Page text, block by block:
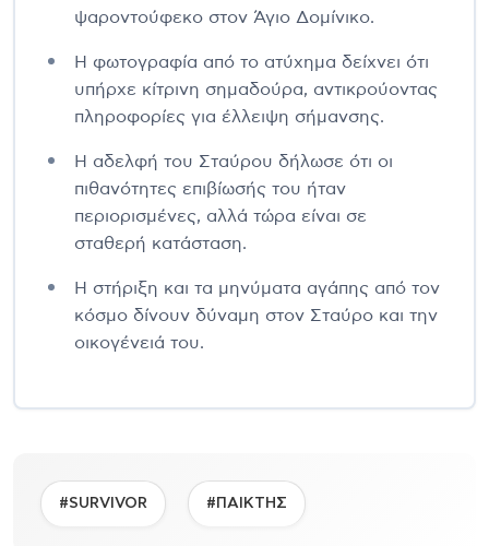
ψαροντούφεκο στον Άγιο Δομίνικο.
Η φωτογραφία από το ατύχημα δείχνει ότι
υπήρχε κίτρινη σημαδούρα, αντικρούοντας
πληροφορίες για έλλειψη σήμανσης.
Η αδελφή του Σταύρου δήλωσε ότι οι
πιθανότητες επιβίωσής του ήταν
περιορισμένες, αλλά τώρα είναι σε
σταθερή κατάσταση.
Η στήριξη και τα μηνύματα αγάπης από τον
κόσμο δίνουν δύναμη στον Σταύρο και την
οικογένειά του.
#SURVIVOR #ΠΑΙΚΤΗΣ